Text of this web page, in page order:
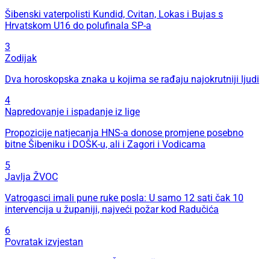
Šibenski vaterpolisti Kundid, Cvitan, Lokas i Bujas s
Hrvatskom U16 do polufinala SP-a
3
Zodijak
Dva horoskopska znaka u kojima se rađaju najokrutniji ljudi
4
Napredovanje i ispadanje iz lige
Propozicije natjecanja HNS-a donose promjene posebno
bitne Šibeniku i DOŠK-u, ali i Zagori i Vodicama
5
Javlja ŽVOC
Vatrogasci imali pune ruke posla: U samo 12 sati čak 10
intervencija u županiji, najveći požar kod Radučića
6
Povratak izvjestan